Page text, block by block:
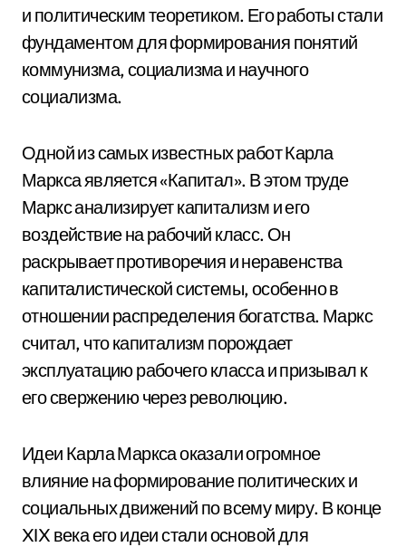
и политическим теоретиком. Его работы стали
фундаментом для формирования понятий
коммунизма, социализма и научного
социализма.
Одной из самых известных работ Карла
Маркса является «Капитал». В этом труде
Маркс анализирует капитализм и его
воздействие на рабочий класс. Он
раскрывает противоречия и неравенства
капиталистической системы, особенно в
отношении распределения богатства. Маркс
считал, что капитализм порождает
эксплуатацию рабочего класса и призывал к
его свержению через революцию.
Идеи Карла Маркса оказали огромное
влияние на формирование политических и
социальных движений по всему миру. В конце
XIX века его идеи стали основой для